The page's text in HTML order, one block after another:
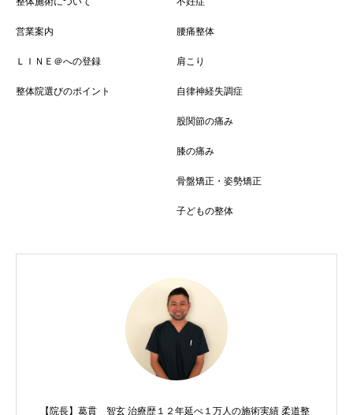
営業案内
ＬＩＮＥ＠への登録
整体院選びのポイント
腰痛整体
肩こり
自律神経失調症
股関節の痛み
膝の痛み
骨盤矯正・姿勢矯正
子どもの整体
【院長】葛貫 智玄 治療歴１２年延べ１万人の施術実績 柔道整